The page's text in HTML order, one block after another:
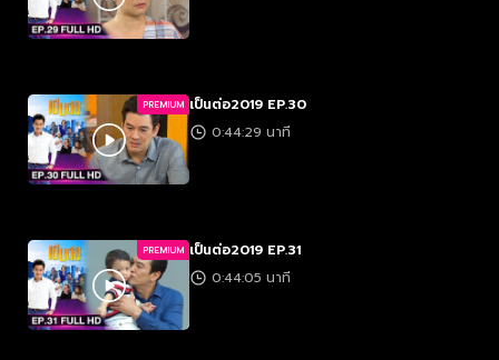
PREMIUM เป็นต่อ2019 EP.30
0:44:29 นาที
PREMIUM เป็นต่อ2019 EP.31
0:44:05 นาที